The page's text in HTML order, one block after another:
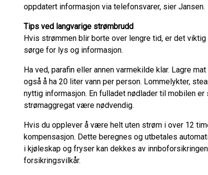
oppdatert informasjon via telefonsvarer, sier Jansen.
Tips ved langvarige strømbrudd
Hvis strømmen blir borte over lengre tid, er det viktig
sørge for lys og informasjon.
Ha ved, parafin eller annen varmekilde klar. Lagre
også å ha 20 liter vann per person. Lommelykter,
nyttig informasjon. En fulladet nødlader til mobilen
strømaggregat være nødvendig.
Hvis du opplever å være helt uten strøm i over 12
kompensasjon. Dette beregnes og utbetales
i kjøleskap og fryser kan dekkes av
forsikringsvilkår.